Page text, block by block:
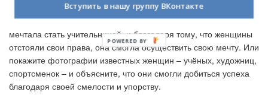
Чтобы история стала ближе и понятнее, используйте примеры
из жизни. Например, расскажите, что бабушка в детстве
мечтала стать учительницей, и благодаря тому, что женщины
отстояли свои права, она смогла осуществить свою мечту. Или
покажите фотографии известных женщин – учёных, художниц,
спортсменок – и объясните, что они смогли добиться успеха
благодаря своей смелости и упорству.
Вступить в нашу группу ВКонтакте